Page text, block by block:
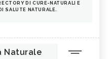
DI CURE-NATURALI E
SALUTE NATURALE.
Naturale